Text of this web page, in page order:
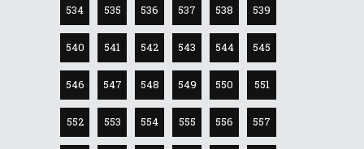
534 535 536 537 538 539
540 541 542 543 544 545
546 547 548 549 550 551
552 553 554 555 556 557